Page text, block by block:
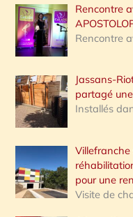
Rencontre
Rencontre
Jassans-
partagé
Installés
pour une
Visite de